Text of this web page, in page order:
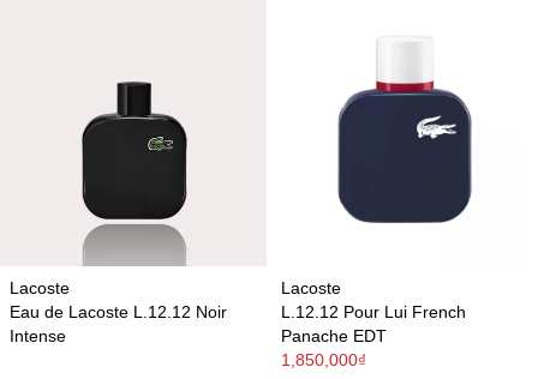
Lacoste
Eau de Lacoste L.12.12 Noir
Intense
Lacoste
L.12.12 Pour Lui French
Panache EDT
1,850,000₫